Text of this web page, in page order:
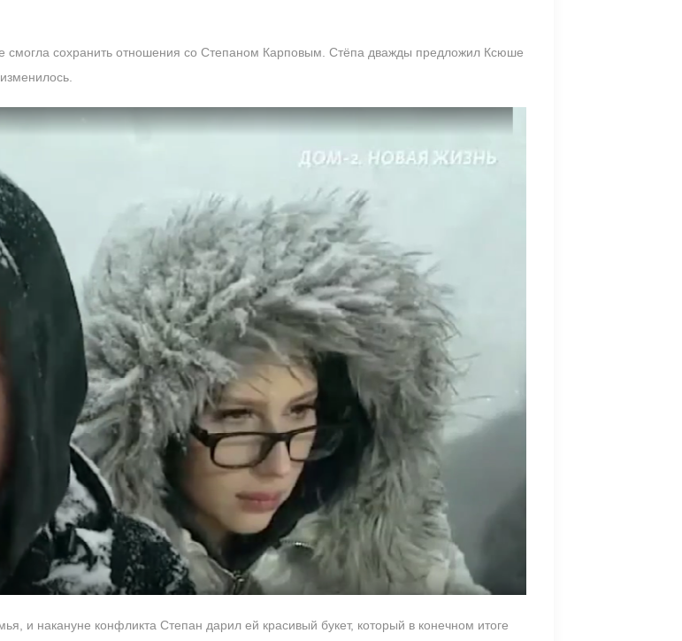
смогла сохранить отношения со Степаном Карповым. Стёпа дважды предложил Ксюше
и накануне конфликта Степан дарил ей красивый букет, который в конечном итоге